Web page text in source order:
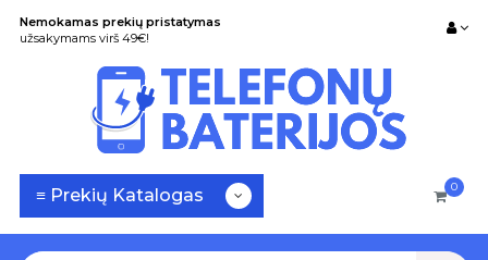
Nemokamas prekių pristatymas
užsakymams virš 49€!
Toggle
navigation
☰ 0
≡ Prekių Katalogas